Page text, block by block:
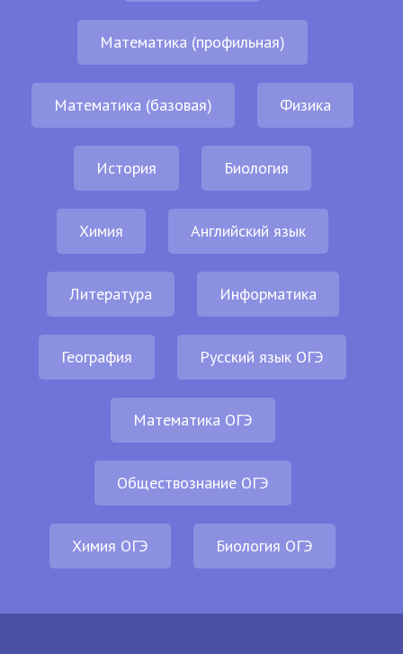
Математика (профильная)
Математика (базовая) Физика
История Биология
Химия Английский язык
Литература Информатика
География Русский язык ОГЭ
Математика ОГЭ
Обществознание ОГЭ
Химия ОГЭ Биология ОГЭ